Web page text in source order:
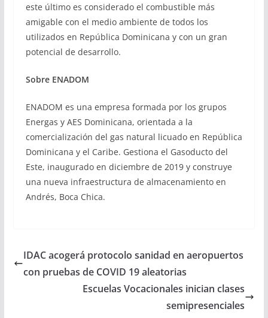
este último es considerado el combustible más
amigable con el medio ambiente de todos los
utilizados en República Dominicana y con un gran
potencial de desarrollo.
Sobre ENADOM
ENADOM es una empresa formada por los grupos
Energas y AES Dominicana, orientada a la
comercialización del gas natural licuado en República
Dominicana y el Caribe. Gestiona el Gasoducto del
Este, inaugurado en diciembre de 2019 y construye
una nueva infraestructura de almacenamiento en
Andrés, Boca Chica.
IDAC acogerá protocolo sanidad en aeropuertos
con pruebas de COVID 19 aleatorias
Escuelas Vocacionales inician clases
semipresenciales